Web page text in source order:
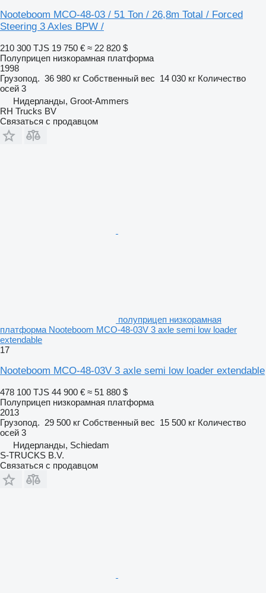
Nooteboom MCO-48-03 / 51 Ton / 26,8m Total / Forced
Steering 3 Axles BPW /
210 300 TJS 19 750 € ≈ 22 820 $
Полуприцеп низкорамная платформа
1998
Грузопод. 36 980 кг Собственный вес 14 030 кг Количество
осей 3
Нидерланды, Groot-Ammers
RH Trucks BV
Связаться с продавцом
полуприцеп низкорамная
платформа Nooteboom MCO-48-03V 3 axle semi low loader
extendable
17
Nooteboom MCO-48-03V 3 axle semi low loader extendable
478 100 TJS 44 900 € ≈ 51 880 $
Полуприцеп низкорамная платформа
2013
Грузопод. 29 500 кг Собственный вес 15 500 кг Количество
осей 3
Нидерланды, Schiedam
S-TRUCKS B.V.
Связаться с продавцом